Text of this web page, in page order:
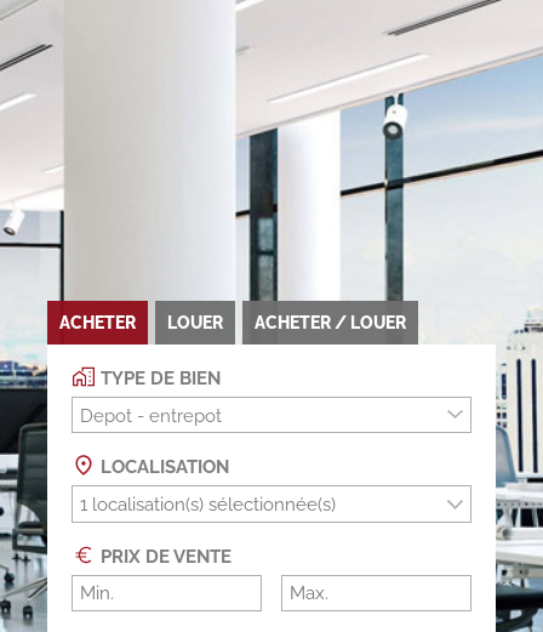
ACHETER LOUER ACHETER / LOUER
TYPE DE BIEN
Depot - entrepot
LOCALISATION
PRIX DE VENTE